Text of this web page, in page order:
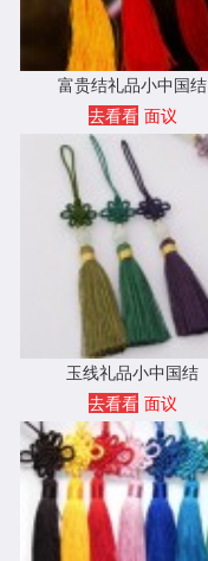
富贵结礼品小中国结
去看看 面议
玉线礼品小中国结
去看看 面议